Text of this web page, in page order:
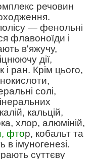
речовин
― фенольні
флавоноїди і
в'яжучу,
дії,
ран. Крім цього,
солі,
кальцій,
хлор, алюміній,
фтор, кобальт та
в імуногенезі.
суттєву